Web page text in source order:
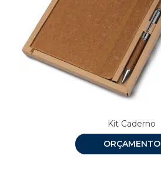
Kit Caderno
ORÇAMENTO